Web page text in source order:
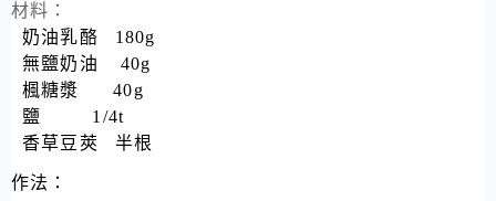
材料：
奶油乳酪 180g
無鹽奶油 40g
楓糖漿 40g
鹽 1/4t
香草豆莢 半根
作法：